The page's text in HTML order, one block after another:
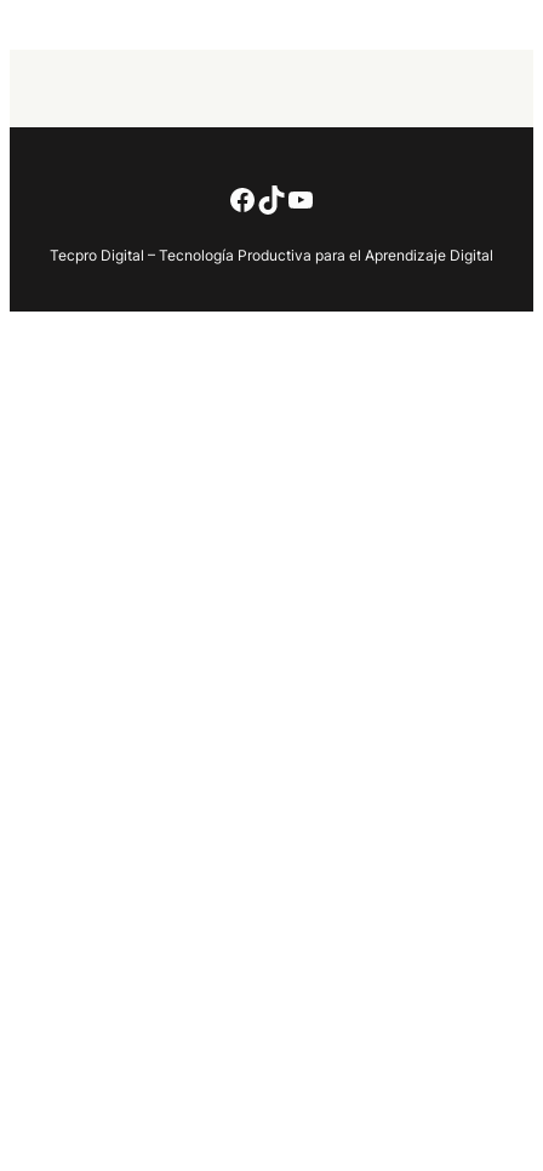
Facebook
TikTok
YouTube
Tecpro Digital – Tecnología Productiva para el Aprendizaje Digital